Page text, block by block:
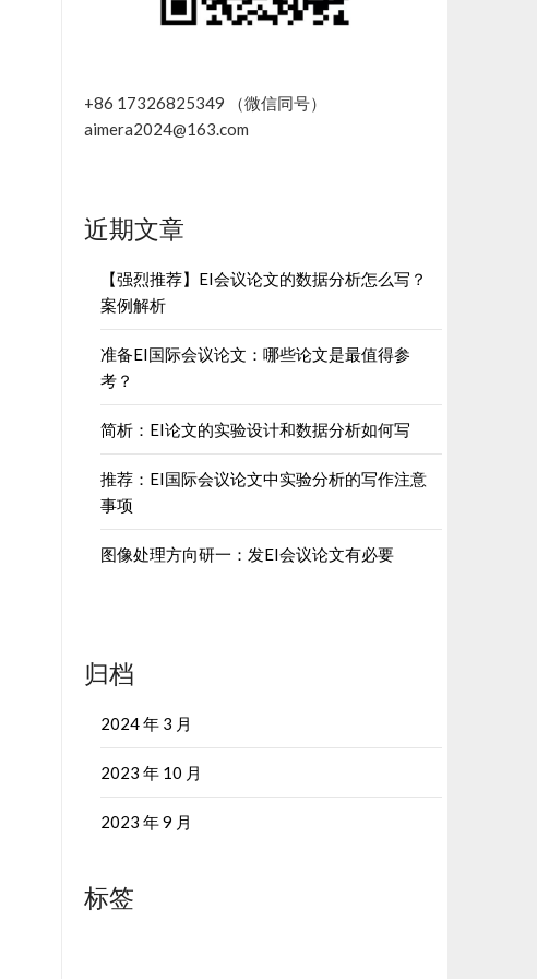
+86 17326825349 （微信同号）
aimera2024@163.com
近期文章
【强烈推荐】EI会议论文的数据分析怎么写？
案例解析
准备EI国际会议论文：哪些论文是最值得参
考？
简析：EI论文的实验设计和数据分析如何写
推荐：EI国际会议论文中实验分析的写作注意
事项
图像处理方向研一：发EI会议论文有必要
归档
2024 年 3 月
2023 年 10 月
2023 年 9 月
标签